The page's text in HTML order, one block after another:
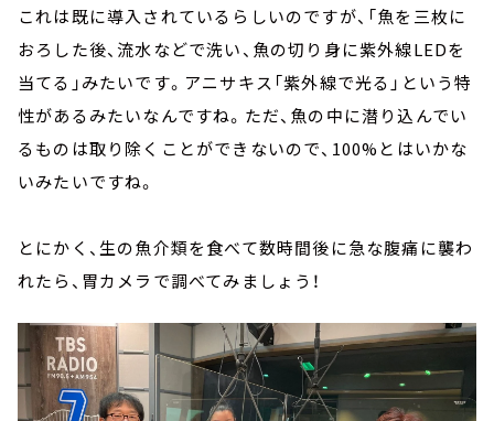
これは既に導入されているらしいのですが、「魚を三枚に
おろした後、流水などで洗い、魚の切り身に紫外線LEDを
当てる」みたいです。アニサキス「紫外線で光る」という特
性があるみたいなんですね。ただ、魚の中に潜り込んでい
るものは取り除くことができないので、100%とはいかな
いみたいですね。
とにかく、生の魚介類を食べて数時間後に急な腹痛に襲わ
れたら、胃カメラで調べてみましょう！